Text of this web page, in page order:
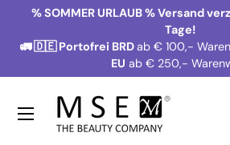
% SOMMER URLAUB % Versand
Tage!
🚛 🇩🇪 Portofrei BRDab € 100,-
EU ab € 250,-
Menü